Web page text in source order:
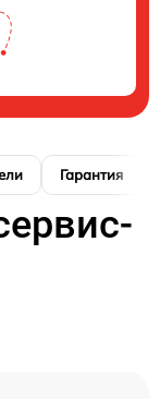
Гарантия